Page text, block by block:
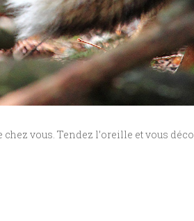
vous. Tendez l’oreille et vous